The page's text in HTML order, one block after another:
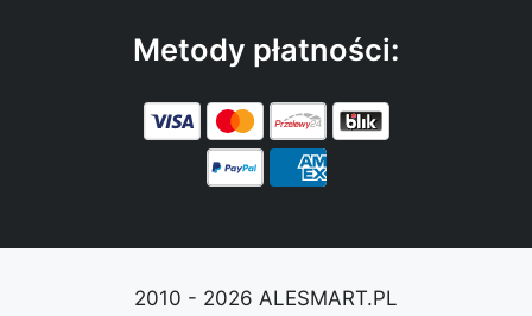
Metody płatności:
2010 - 2026 ALESMART.PL